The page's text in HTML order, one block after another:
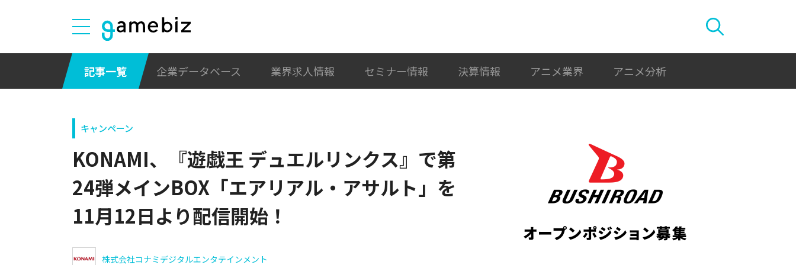
記事一覧 企業データベース 業界求人情報 セミナー情報 決算情報 アニメ業界 アニメ分析
キャンペーン
KONAMI、『遊戯王 デュエルリンクス』で第
24弾メインBOX「エアリアル・アサルト」を
11月12日より配信開始！
株式会社コナミデジタルエンタテインメント